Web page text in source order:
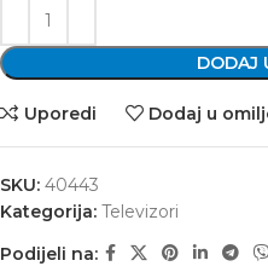
DODAJ
Uporedi Dodaj u
SKU: 40443
Kategorija: Televizori
Podijeli na: